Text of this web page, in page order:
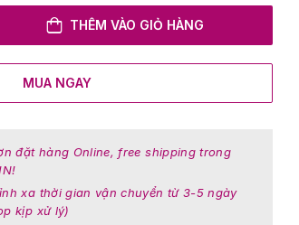
THÊM VÀO GIỎ HÀNG
MUA NGAY
đặt hàng Online, free shipping trong
xa thời gian vận chuyển từ 3-5 ngày
kịp xử lý)